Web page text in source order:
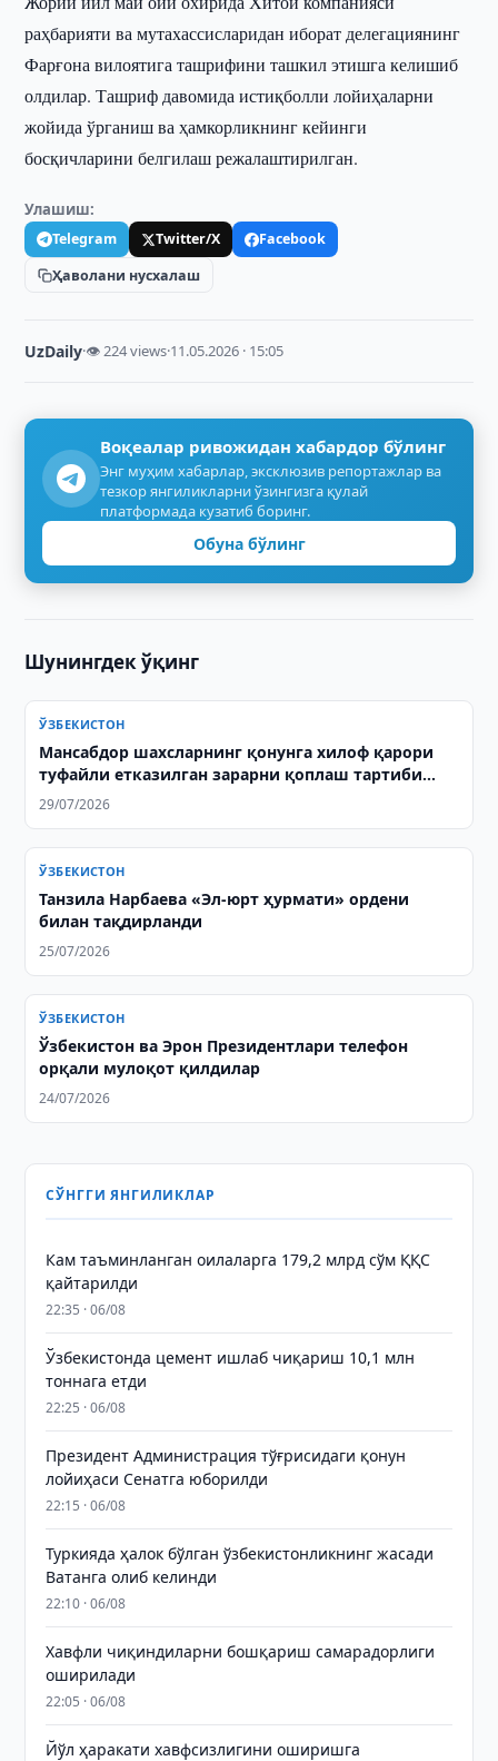
раҳбарияти ва мутахассисларидан иборат делегациянинг
Фарғона вилоятига ташрифини ташкил этишга келишиб
олдилар. Ташриф давомида истиқболли лойиҳаларни
жойида ўрганиш ва ҳамкорликнинг кейинги
босқичларини белгилаш режалаштирилган.
Улашиш:
Telegram Twitter/X
Facebook
Ҳаволани нусхалаш
UzDaily·👁 224 views·11.05.2026 · 15:05
Воқеалар ривожидан хабардор бўлинг
Энг муҳим хабарлар, эксклюзив репортажлар ва
тезкор янгиликларни ўзингизга қулай
платформада кузатиб боринг.
Обуна бўлинг
Шунингдек ўқинг
ЎЗБЕКИСТОН
Мансабдор шахсларнинг қонунга хилоф қарори
туфайли етказилган зарарни қоплаш тартиби
белгиланди
29/07/2026
ЎЗБЕКИСТОН
Танзила Нарбаева «Эл-юрт ҳурмати» ордени
билан тақдирланди
25/07/2026
ЎЗБЕКИСТОН
Ўзбекистон ва Эрон Президентлари телефон
орқали мулоқот қилдилар
24/07/2026
СЎНГГИ ЯНГИЛИКЛАР
Кам таъминланган оилаларга 179,2 млрд сўм ҚҚС
қайтарилди
22:35 · 06/08
Ўзбекистонда цемент ишлаб чиқариш 10,1 млн
тоннага етди
22:25 · 06/08
Президент Администрация тўғрисидаги қонун
лойиҳаси Сенатга юборилди
22:15 · 06/08
Туркияда ҳалок бўлган ўзбекистонликнинг жасади
Ватанга олиб келинди
22:10 · 06/08
Хавфли чиқиндиларни бошқариш самарадорлиги
оширилади
22:05 · 06/08
Йўл ҳаракати хавфсизлигини оширишга